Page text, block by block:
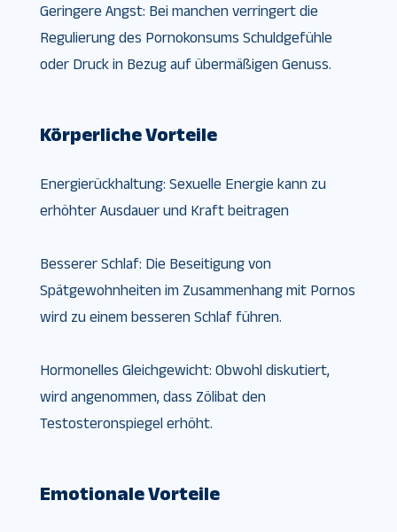
Geringere Angst: Bei manchen verringert die
Regulierung des Pornokonsums Schuldgefühle
oder Druck in Bezug auf übermäßigen Genuss.
Körperliche Vorteile
Energierückhaltung: Sexuelle Energie kann zu
erhöhter Ausdauer und Kraft beitragen
Besserer Schlaf: Die Beseitigung von
Spätgewohnheiten im Zusammenhang mit Pornos
wird zu einem besseren Schlaf führen.
Hormonelles Gleichgewicht: Obwohl diskutiert,
wird angenommen, dass Zölibat den
Testosteronspiegel erhöht.
Emotionale Vorteile